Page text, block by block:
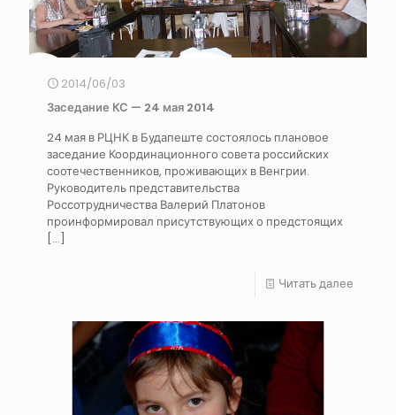
2014/06/03
Заседание КС — 24 мая 2014
24 мая в РЦНК в Будапеште состоялось плановое
заседание Координационного совета российских
соотечественников, проживающих в Венгрии.
Руководитель представительства
Россотрудничества Валерий Платонов
проинформировал присутствующих о предстоящих
[…]
Читать далее